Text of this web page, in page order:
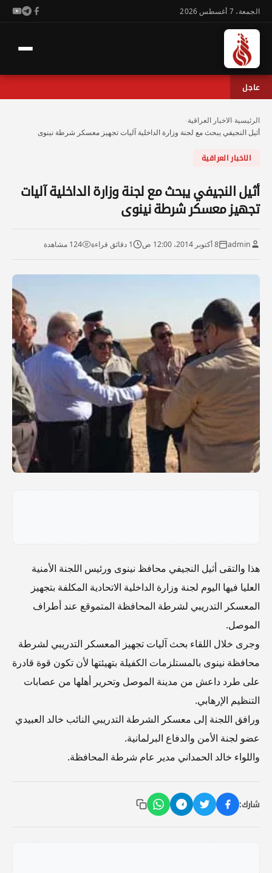
الجمعة، 7 أغسطس 2026
عاجل
الرئيسية الاخبار العراقية
أثيل النجيفي يبحث مع لجنة وزارة الداخلية آليات تجهيز معسكر شرطة نينوى
الاخبار العراقية
أثيل النجيفي يبحث مع لجنة وزارة الداخلية آليات
تجهيز معسكر شرطة نينوى
admin 8 أكتوبر 2014، 12:00 ص 1 دقائق قراءة 124 مشاهدة
هذا والتقى أثيل النجيفي محافظ نينوى ورئيس اللجنة الأمنية
العليا فيها اليوم لجنة وزارة الداخلية الاتحادية المكلفة بتجهيز
المعسكر التدريبي لشرطة المحافظة المتموقع عند أطراف
الموصل.
وجرى خلال اللقاء بحث آليات تجهيز المعسكر التدريبي لشرطة
محافظة نينوى بالمستلزمات الكفيلة بتهيئتها لأن تكون قوة قادرة
على طرد داعش من مدينة الموصل وتحرير أهلها من عصابات
التنظيم الإرهابي.
ورافق اللجنة إلى معسكر الشرطة التدريبي النائب خالد العبيدي
عضو لجنة الأمن والدفاع البرلمانية.
واللواء خالد الحمداني مدير عام شرطة المحافظة.
شارك: